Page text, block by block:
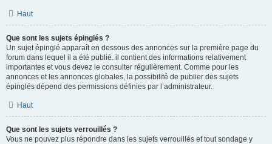
Haut
Que sont les sujets épinglés ?
Un sujet épinglé apparaît en dessous des annonces sur la première page du
forum dans lequel il a été publié. il contient des informations relativement
importantes et vous devez le consulter régulièrement. Comme pour les
annonces et les annonces globales, la possibilité de publier des sujets
épinglés dépend des permissions définies par l’administrateur.
Haut
Que sont les sujets verrouillés ?
Vous ne pouvez plus répondre dans les sujets verrouillés et tout sondage y